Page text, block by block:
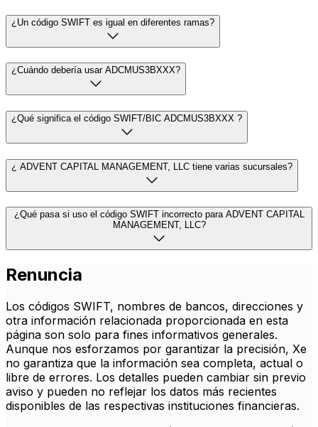
¿Un código SWIFT es igual en diferentes ramas?
¿Cuándo debería usar ADCMUS3BXXX?
¿Qué significa el código SWIFT/BIC ADCMUS3BXXX ?
¿ ADVENT CAPITAL MANAGEMENT, LLC tiene varias sucursales?
¿Qué pasa si uso el código SWIFT incorrecto para ADVENT CAPITAL
MANAGEMENT, LLC?
Renuncia
Los códigos SWIFT, nombres de bancos, direcciones y
otra información relacionada proporcionada en esta
página son solo para fines informativos generales.
Aunque nos esforzamos por garantizar la precisión, Xe
no garantiza que la información sea completa, actual o
libre de errores. Los detalles pueden cambiar sin previo
aviso y pueden no reflejar los datos más recientes
disponibles de las respectivas instituciones financieras.